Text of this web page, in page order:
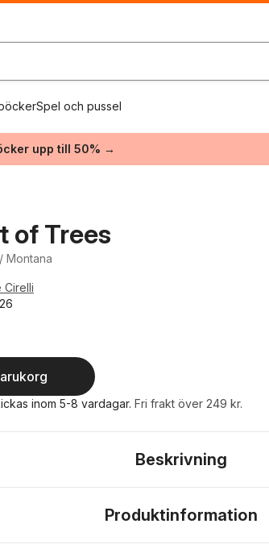
Spel och pussel
upp till 50% →
of Trees
Montana
Cirelli
inom 5-8 vardagar. Fri frakt över 249 kr.
Beskrivning
Produktinformation